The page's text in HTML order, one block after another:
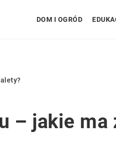
DOM I OGRÓD
– jakie ma